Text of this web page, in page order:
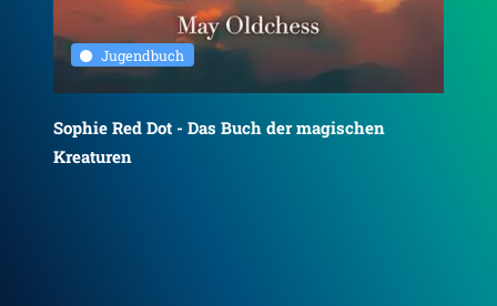
Jugendbuch
Sophie Red Dot - Das Buch der magischen
Kreaturen